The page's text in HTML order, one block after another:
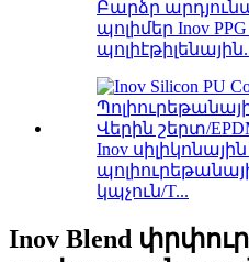
Բարձր
պոլիմեր Inov
Inov սիլիկոնային
կպչուն/T...
Inov Blend